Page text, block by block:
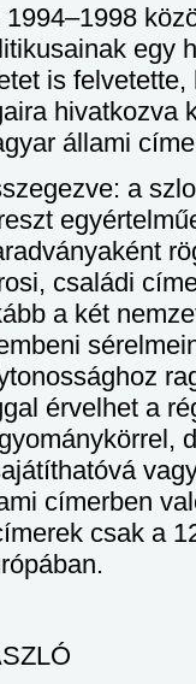
1994–1998
egy
is
hivatkozva
állami
a
családi
a két
érvelhet a
címerben
csak a